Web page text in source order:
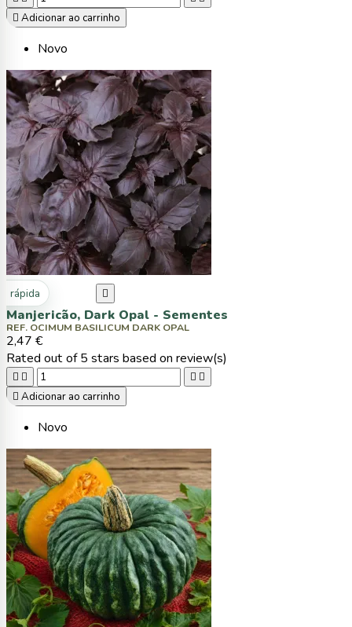
 Adicionar ao carrinho
Novo
rápida 
Manjericão, Dark Opal - Sementes
REF. OCIMUM BASILICUM DARK OPAL
2,47 €
Rated out of 5 stars based on review(s)
   
 Adicionar ao carrinho
Novo